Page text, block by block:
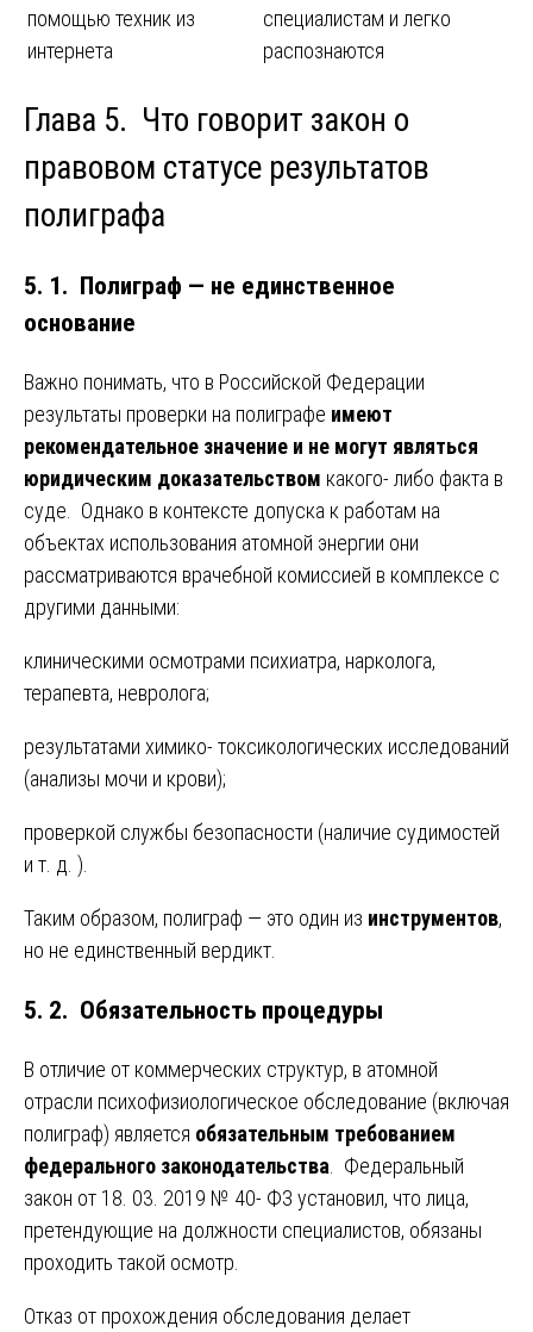
помощью техник из
интернета
специалистам и легко
распознаются
Глава 5. Что говорит закон о
правовом статусе результатов
полиграфа
5. 1. Полиграф — не единственное
основание
Важно понимать, что в Российской Федерации
результаты проверки на полиграфе имеют
рекомендательное значение и не могут являться
юридическим доказательством какого- либо факта в
суде. Однако в контексте допуска к работам на
объектах использования атомной энергии они
рассматриваются врачебной комиссией в комплексе с
другими данными:
клиническими осмотрами психиатра, нарколога,
терапевта, невролога;
результатами химико- токсикологических исследований
(анализы мочи и крови);
проверкой службы безопасности (наличие судимостей
и т. д. ).
Таким образом, полиграф — это один из инструментов,
но не единственный вердикт.
5. 2. Обязательность процедуры
В отличие от коммерческих структур, в атомной
отрасли психофизиологическое обследование (включая
полиграф) является обязательным требованием
федерального законодательства . Федеральный
закон от 18. 03. 2019 № 40- ФЗ установил, что лица,
претендующие на должности специалистов, обязаны
проходить такой осмотр.
Отказ от прохождения обследования делает